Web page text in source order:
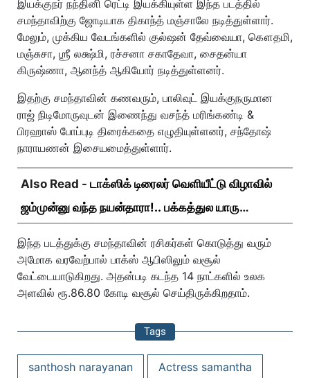
இயக்குநர் நந்தினி ரெட்டி இயக்கியுள்ள இந்த படத்தில்
சமந்தாவிற்கு ஜோடியாக திகாந்த் மஞ்சாலே நடித்துள்ளார்.
மேலும், முக்கிய வேடங்களில் குல்ஷன் தேவ்வையா, கௌதமி,
மஞ்சுசா, ஶ்ரீ லக்ஷ்மி, ரச்சனா சகாதேவா, சைதன்யா
கிருஷ்ணா, ஆனந்த் ஆகியோர் நடித்துள்ளனர்.
இதற்கு சமந்தாவின் கணவரும், பாலிவுட் இயக்குநருமான
ராஜ் நிடிமோருவுடன் இணைந்து வசந்த் மரிங்கண்டி &
பிரஹாஸ் போப்புடி திரைக்கதை எழுதியுள்ளனர், சந்தோஷ்
நாராயணன் இசையமைத்துள்ளார்.
Also Read - டாக்ஸிக் டிரைலர் வெளியீட்டு விழாவில்
ஜம்முன்னு வந்த நயன்தாரா!.. பக்கத்துல யாரு
இந்த படத்துக்கு சமந்தாவின் ரசிகர்கள் கொடுத்து வரும்
அமோக வரவேற்பால் பாக்ஸ் ஆபிஸிலும் வசூல்
வேட்டையாடுகிறது. அதன்படி கடந்த 14 நாட்களில் உலக
அளவில் ரூ.86.80 கோடி வசூல் செய்திருக்கிறதாம்.
Tags
santhosh narayanan
Actress samantha